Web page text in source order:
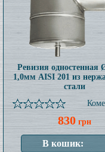
Ревизия одностенная
1,0мм AISI 201 из
стали
830 грн